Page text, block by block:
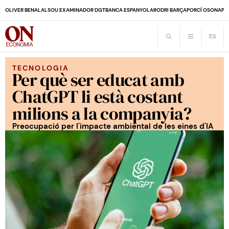
OLIVER BENALALSOU EXAMINADOR DGTBANCA ESPANYOLARODRI BARÇAPORCÍ OSONA
TECNOLOGIA
Per què ser educat amb
ChatGPT li està costant
milions a la companyia?
Preocupació per l'impacte ambiental de les eines d'IA